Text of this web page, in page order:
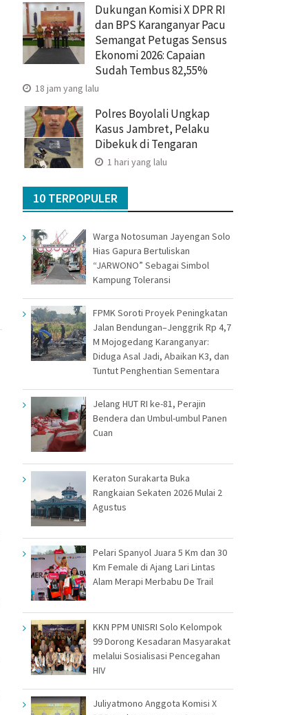
Dukungan Komisi X DPR RI
dan BPS Karanganyar Pacu
Semangat Petugas Sensus
Ekonomi 2026: Capaian
Sudah Tembus 82,55%
18 jam yang lalu
Polres Boyolali Ungkap
Kasus Jambret, Pelaku
Dibekuk di Tengaran
1 hari yang lalu
10 TERPOPULER
Warga Notosuman Jayengan Solo
Hias Gapura Bertuliskan
“JARWONO” Sebagai Simbol
Kampung Toleransi
FPMK Soroti Proyek Peningkatan
Jalan Bendungan–Jenggrik Rp 4,7
M Mojogedang Karanganyar:
Diduga Asal Jadi, Abaikan K3, dan
Tuntut Penghentian Sementara
Jelang HUT RI ke-81, Perajin
Bendera dan Umbul-umbul Panen
Cuan
Keraton Surakarta Buka
Rangkaian Sekaten 2026 Mulai 2
Agustus
Pelari Spanyol Juara 5 Km dan 30
Km Female di Ajang Lari Lintas
Alam Merapi Merbabu De Trail
KKN PPM UNISRI Solo Kelompok
99 Dorong Kesadaran Masyarakat
melalui Sosialisasi Pencegahan
HIV
Juliyatmono Anggota Komisi X